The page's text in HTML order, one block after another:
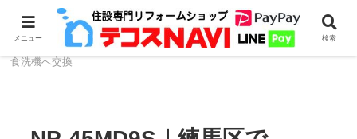
ホーム 食器洗浄機のリフォーム・取付
NP-45シリー
ズ
NP-45MD9S｜練馬区でNP−45RD6SAAから最新パナソニック
食洗機へ交換
メニュー 検索